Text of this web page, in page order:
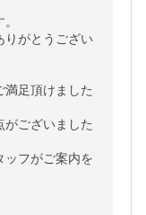
りがとうござい
満足頂けました
ございました
ッフがご案内を